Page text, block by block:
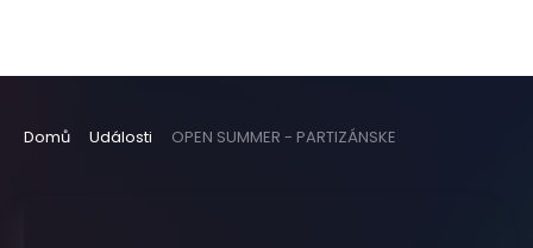
Domů Události OPEN SUMMER - PARTIZÁNSKE